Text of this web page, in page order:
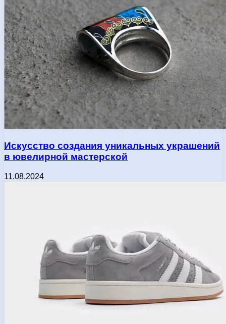
Искусство создания уникальных украшений
в ювелирной мастерской
11.08.2024